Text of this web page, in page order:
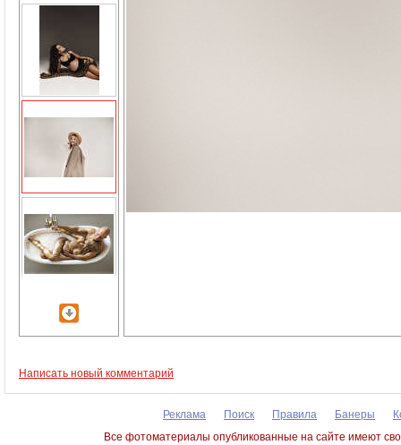
Написать новый комментарий
Реклама Поиск Правила Банеры
Все фотоматериалы опубликованные на сайте имеют